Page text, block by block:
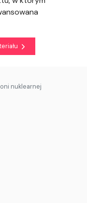
nuklearnej